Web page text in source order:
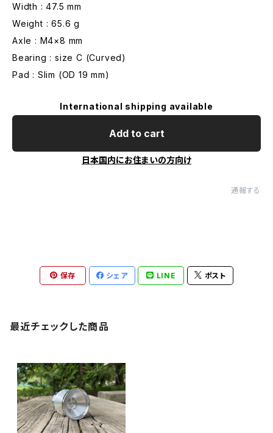
Width : 47.5 mm
Weight : 65.6 g
Axle : M4×8 mm
Bearing : size C (Curved)
Pad : Slim (OD 19 mm)
International shipping available
Add to cart
日本国内にお住まいの方向け
通報する
保存 シェア LINE ポスト
最近チェックした商品